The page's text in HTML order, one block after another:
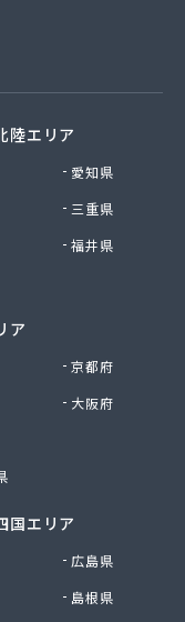
陸エリア
愛知県
三重県
福井県
ア
京都府
大阪府
国エリア
広島県
島根県